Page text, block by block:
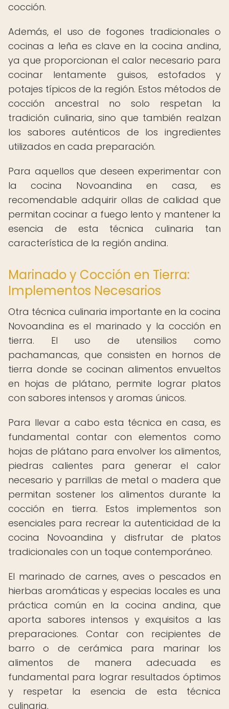
cocción.
Además, el uso de fogones tradicionales o
cocinas a leña es clave en la cocina andina,
ya que proporcionan el calor necesario para
cocinar lentamente guisos, estofados y
potajes típicos de la región. Estos métodos de
cocción ancestral no solo respetan la
tradición culinaria, sino que también realzan
los sabores auténticos de los ingredientes
utilizados en cada preparación.
Para aquellos que deseen experimentar con
la cocina Novoandina en casa, es
recomendable adquirir ollas de calidad que
permitan cocinar a fuego lento y mantener la
esencia de esta técnica culinaria tan
característica de la región andina.
Marinado y Cocción en Tierra:
Implementos Necesarios
Otra técnica culinaria importante en la cocina
Novoandina es el marinado y la cocción en
tierra. El uso de utensilios como
pachamancas, que consisten en hornos de
tierra donde se cocinan alimentos envueltos
en hojas de plátano, permite lograr platos
con sabores intensos y aromas únicos.
Para llevar a cabo esta técnica en casa, es
fundamental contar con elementos como
hojas de plátano para envolver los alimentos,
piedras calientes para generar el calor
necesario y parrillas de metal o madera que
permitan sostener los alimentos durante la
cocción en tierra. Estos implementos son
esenciales para recrear la autenticidad de la
cocina Novoandina y disfrutar de platos
tradicionales con un toque contemporáneo.
El marinado de carnes, aves o pescados en
hierbas aromáticas y especias locales es una
práctica común en la cocina andina, que
aporta sabores intensos y exquisitos a las
preparaciones. Contar con recipientes de
barro o de cerámica para marinar los
alimentos de manera adecuada es
fundamental para lograr resultados óptimos
y respetar la esencia de esta técnica
culinaria.